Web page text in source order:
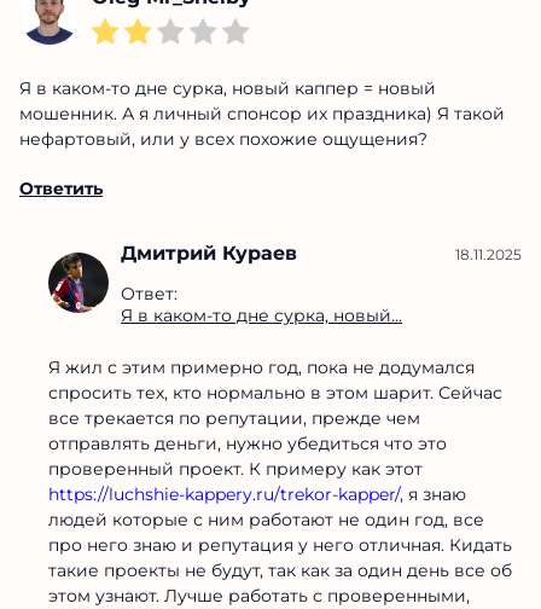
Я в каком-то дне сурка, новый каппер = новый
мошенник. А я личный спонсор их праздника) Я такой
нефартовый, или у всех похожие ощущения?
Ответить
Дмитрий Кураев
Ответ:
Я в каком-то дне сурка, новый...
18.11.2025
Я жил с этим примерно год, пока не додумался
спросить тех, кто нормально в этом шарит. Сейчас
все трекается по репутации, прежде чем
отправлять деньги, нужно убедиться что это
проверенный проект. К примеру как этот
https://luchshie-kappery.ru/trekor-kapper/, я знаю
людей которые с ним работают не один год, все
про него знаю и репутация у него отличная. Кидать
такие проекты не будут, так как за один день все об
этом узнают. Лучше работать с проверенными,